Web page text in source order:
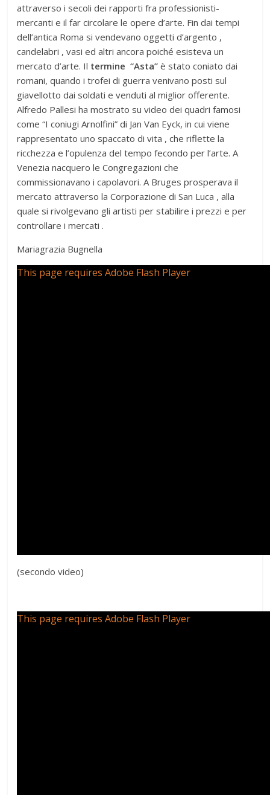
attraverso i secoli dei rapporti fra professionisti-
mercanti e il far circolare le opere d’arte. Fin dai tempi
dell’antica Roma si vendevano oggetti d’argento ,
candelabri , vasi ed altri ancora poiché esisteva un
mercato d’arte. Il termine “Asta” è stato coniato dai
romani, quando i trofei di guerra venivano posti sul
giavellotto dai soldati e venduti al miglior offerente.
Alfredo Pallesi ha mostrato su video dei quadri famosi
come “I coniugi Arnolfini” di Jan Van Eyck, in cui viene
rappresentato uno spaccato di vita , che riflette la
ricchezza e l’opulenza del tempo fecondo per l’arte. A
Venezia nacquero le Congregazioni che
commissionavano i capolavori. A Bruges prosperava il
mercato attraverso la Corporazione di San Luca , alla
quale si rivolgevano gli artisti per stabilire i prezzi e per
controllare i mercati .
Mariagrazia Bugnella
This page requires Adobe Flash Player
(secondo video)
This page requires Adobe Flash Player